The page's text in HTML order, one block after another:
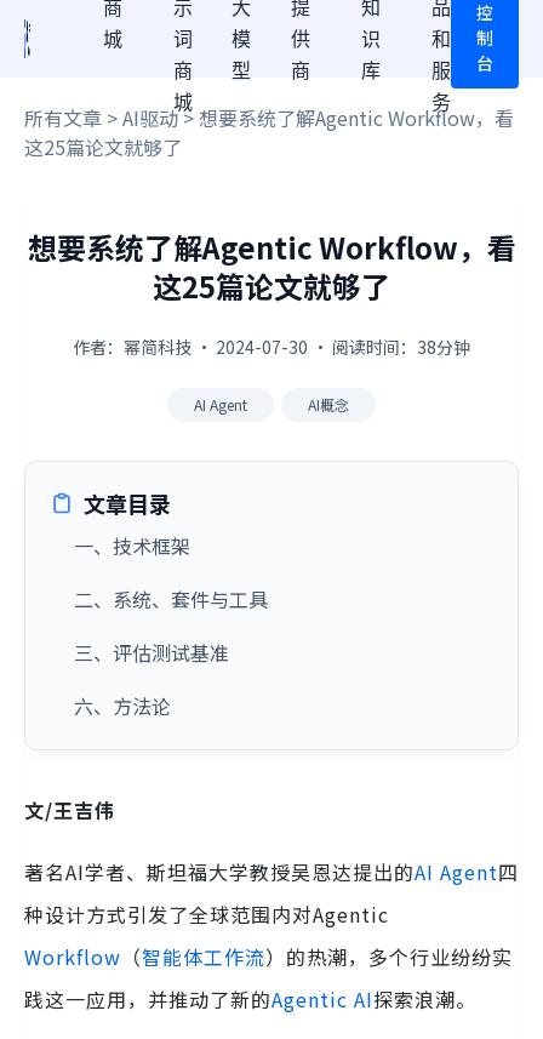
商
城
示
词
商
城
大
模
型
提
供
商
知
识
库
品
和
服
务
控
制
台
所有文章 >AI驱动> 想要系统了解Agentic Workflow，看
这25篇论文就够了
想要系统了解Agentic Workflow，看
这25篇论文就够了
作者：幂简科技 · 2024-07-30 · 阅读时间：38分钟
AI Agent AI概念
文章目录
一、技术框架
二、系统、套件与工具
三、评估测试基准
六、方法论
文/王吉伟
著名AI学者、斯坦福大学教授吴恩达提出的AI Agent四
种设计方式引发了全球范围内对Agentic
Workflow （智能体工作流）的热潮，多个行业纷纷实
践这一应用，并推动了新的Agentic AI探索浪潮。